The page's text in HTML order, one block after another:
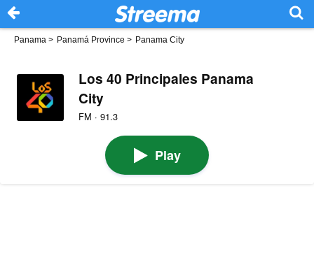
Panama > Panamá Province > Panama City
Los 40 Principales Panama
City
FM · 91.3
Play